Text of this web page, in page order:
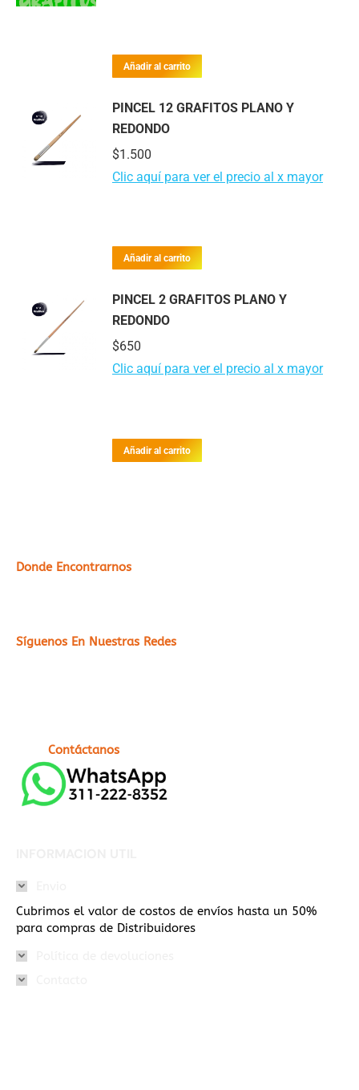
Añadir al carrito
PINCEL 12 GRAFITOS PLANO Y
REDONDO
$1.500
Clic aquí para ver el precio al x mayor
Añadir al carrito
PINCEL 2 GRAFITOS PLANO Y
REDONDO
$650
Clic aquí para ver el precio al x mayor
Añadir al carrito
Donde Encontrarnos
Síguenos En Nuestras Redes
Contáctanos
Cubrimos el valor de costos de envíos hasta un 50%
para compras de Distribuidores